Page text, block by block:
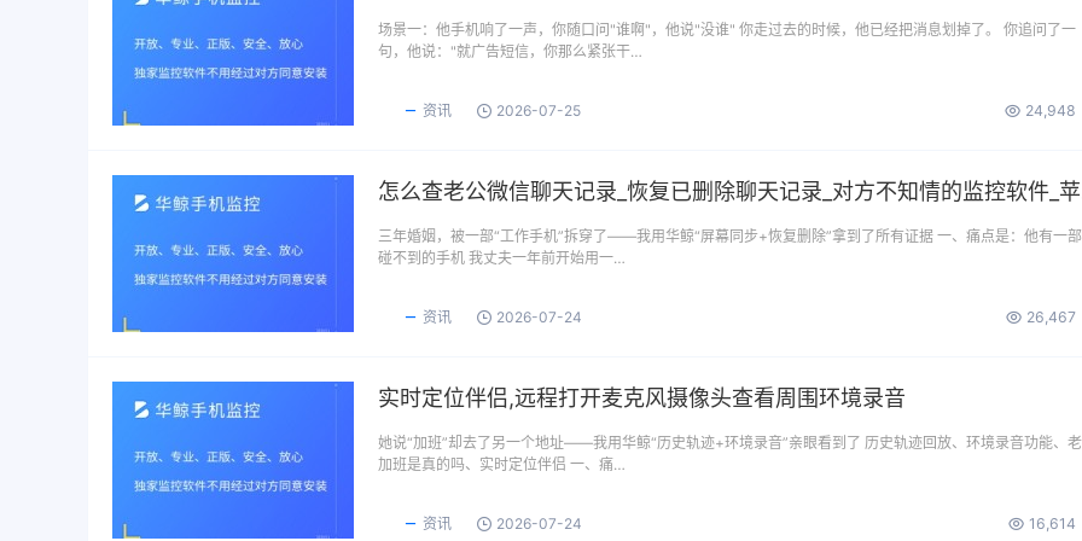
场景一：他手机响了一声，你随口问"谁啊"，他说"没谁" 你走过去的时候，他已经把消息划掉了。 你追问了一
句，他说："就广告短信，你那么紧张干…
资讯 2026-07-25 24,948
三年婚姻，被一部“工作手机”拆穿了——我用华鲸“屏幕同步+恢复删除”拿到了所有证据 一、痛点是：他有一
碰不到的手机 我丈夫一年前开始用一…
资讯 2026-07-24 26,467
实时定位伴侣,远程打开麦克风摄像头查看周围环境录音
她说“加班”却去了另一个地址——我用华鲸“历史轨迹+环境录音”亲眼看到了 历史轨迹回放、环境录音功能、
加班是真的吗、实时定位伴侣 一、痛…
资讯 2026-07-24 16,614